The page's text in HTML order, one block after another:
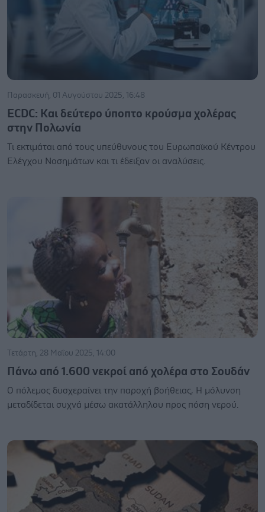
Παρασκευή, 01 Αυγούστου 2025, 16:48
ECDC: Και δεύτερο ύποπτο κρούσμα χολέρας
στην Πολωνία
Τι εκτιμάται από τους υπεύθυνους του Ευρωπαϊκού Κέντρου
Ελέγχου Νοσημάτων και τι έδειξαν οι αναλύσεις.
Τετάρτη, 28 Μαΐου 2025, 14:00
Πάνω από 1.600 νεκροί από χολέρα στο Σουδάν
Ο πόλεμος δυσχεραίνει την παροχή βοήθειας, Η μόλυνση
μεταδίδεται συχνά μέσω ακατάλληλου προς πόση νερού.